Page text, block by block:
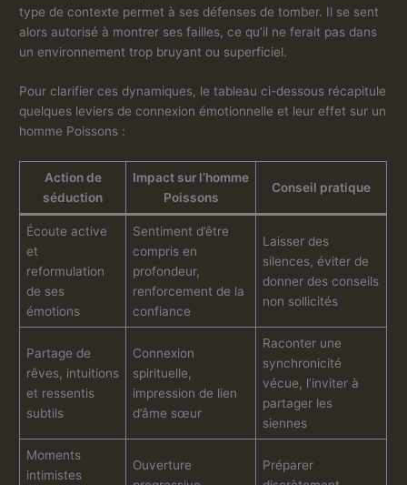
type de contexte permet à ses défenses de tomber. Il se sent
alors autorisé à montrer ses failles, ce qu’il ne ferait pas dans
un environnement trop bruyant ou superficiel.
Pour clarifier ces dynamiques, le tableau ci-dessous récapitule
quelques leviers de connexion émotionnelle et leur effet sur un
homme Poissons :
Action de
séduction
Impact sur l’homme
Poissons
Conseil pratique
Écoute active
et
reformulation
de ses
émotions
Sentiment d’être
compris en
profondeur,
renforcement de la
confiance
Laisser des
silences, éviter de
donner des conseils
non sollicités
Partage de
rêves, intuitions
et ressentis
subtils
Connexion
spirituelle,
impression de lien
d’âme sœur
Raconter une
synchronicité
vécue, l’inviter à
partager les
siennes
Moments
intimistes
Ouverture
Préparer